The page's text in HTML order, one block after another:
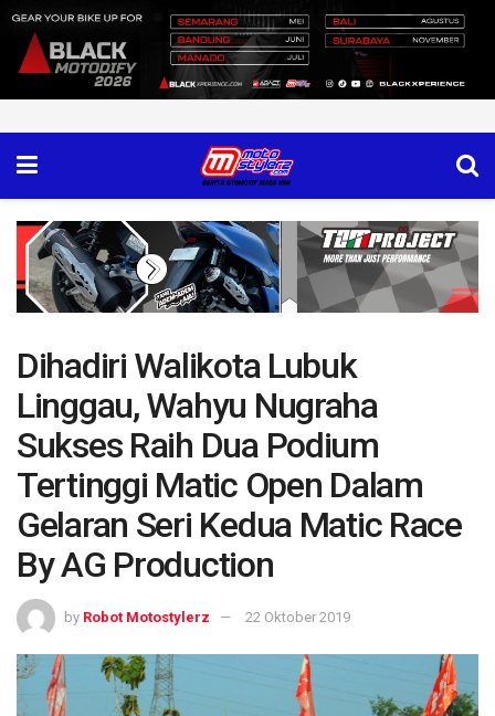
Dihadiri Walikota Lubuk
Linggau, Wahyu Nugraha
Sukses Raih Dua Podium
Tertinggi Matic Open Dalam
Gelaran Seri Kedua Matic Race
By AG Production
by Robot Motostylerz 22 Oktober 2019